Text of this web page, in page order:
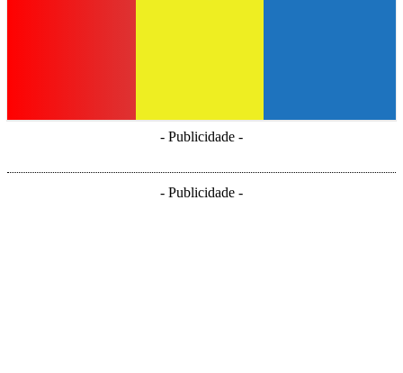
- Publicidade -
- Publicidade -